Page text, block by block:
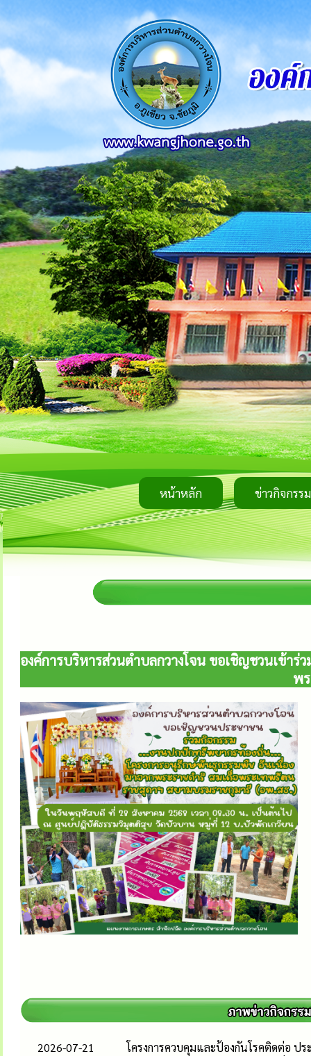
หน้าหลัก ข่าวกิจกรรม
องค์การบริหารส่วนตำบลกวางโจน ขอเชิญชวนเข้า
พ
2026-07-21
โครงการควบคุมและป้องกันโรคติดต่อ ป